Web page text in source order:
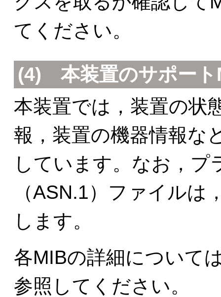
てください。
(4) 本装置のサポー
本装置では，装置の状
報，装置の機器情報な
しています。なお，プ
（ASN.1）ファイル
します。
各MIBの詳細について
参照してください。